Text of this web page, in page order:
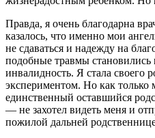
Правда, я очень благодарна
казалось, что именно мои
не сдаваться и надежду на
подобные травмы становились
инвалидность. Я стала своего
экспериментом. Но как
единственный оставшийся
— не захотел видеть меня и
пожилой дальней